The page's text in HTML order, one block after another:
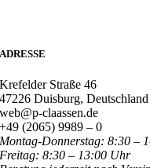
ADRESSE
Krefelder Straße 46
47226 Duisburg, Deutschland
web@p-claassen.de
+49 (2065) 9989 – 0
Montag-Donnerstag: 8:30 –
Freitag: 8:30 – 13:00 Uhr